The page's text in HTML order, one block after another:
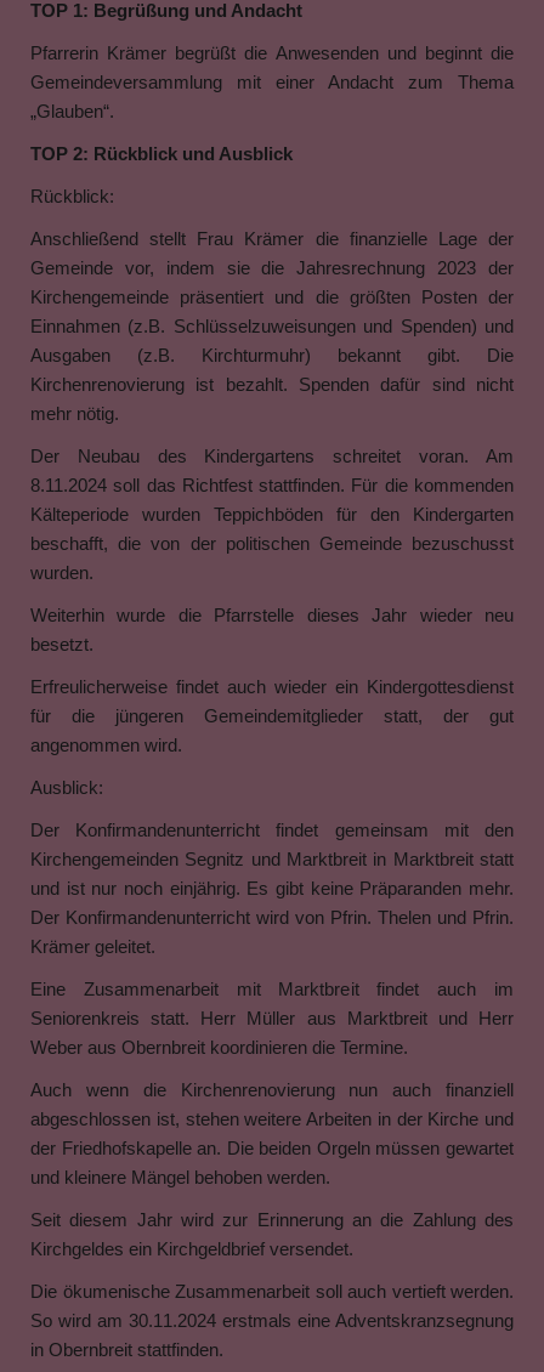
TOP 1: Begrüßung und Andacht
Pfarrerin Krämer begrüßt die Anwesenden und beginnt die
Gemeindeversammlung mit einer Andacht zum Thema
„Glauben“.
TOP 2: Rückblick und Ausblick
Rückblick:
Anschließend stellt Frau Krämer die finanzielle Lage der
Gemeinde vor, indem sie die Jahresrechnung 2023 der
Kirchengemeinde präsentiert und die größten Posten der
Einnahmen (z.B. Schlüsselzuweisungen und Spenden) und
Ausgaben (z.B. Kirchturmuhr) bekannt gibt. Die
Kirchenrenovierung ist bezahlt. Spenden dafür sind nicht
mehr nötig.
Der Neubau des Kindergartens schreitet voran. Am
8.11.2024 soll das Richtfest stattfinden. Für die kommenden
Kälteperiode wurden Teppichböden für den Kindergarten
beschafft, die von der politischen Gemeinde bezuschusst
wurden.
Weiterhin wurde die Pfarrstelle dieses Jahr wieder neu
besetzt.
Erfreulicherweise findet auch wieder ein Kindergottesdienst
für die jüngeren Gemeindemitglieder statt, der gut
angenommen wird.
Ausblick:
Der Konfirmandenunterricht findet gemeinsam mit den
Kirchengemeinden Segnitz und Marktbreit in Marktbreit statt
und ist nur noch einjährig. Es gibt keine Präparanden mehr.
Der Konfirmandenunterricht wird von Pfrin. Thelen und Pfrin.
Krämer geleitet.
Eine Zusammenarbeit mit Marktbreit findet auch im
Seniorenkreis statt. Herr Müller aus Marktbreit und Herr
Weber aus Obernbreit koordinieren die Termine.
Auch wenn die Kirchenrenovierung nun auch finanziell
abgeschlossen ist, stehen weitere Arbeiten in der Kirche und
der Friedhofskapelle an. Die beiden Orgeln müssen gewartet
und kleinere Mängel behoben werden.
Seit diesem Jahr wird zur Erinnerung an die Zahlung des
Kirchgeldes ein Kirchgeldbrief versendet.
Die ökumenische Zusammenarbeit soll auch vertieft werden.
So wird am 30.11.2024 erstmals eine Adventskranzsegnung
in Obernbreit stattfinden.